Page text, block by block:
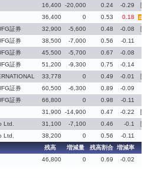
16,400 -20,000 0.24 -0.29 義務
36,400 0 0.53 0.18 義務
証券 32,900 -5,600 0.48 -0.08 義務
証券 38,500 -7,000 0.56
-0.11
証券 45,500 -5,700 0.67
-0.08
証券 51,200 -9,300 0.75
-0.14
33,778 0 0.49 -0.01 義務
証券 60,500 -6,300 0.89
-0.09
証券 66,800 0 0.98
-0.11
31,900 -14,900 0.47 -0.22 義務
Ltd. 31,100 -7,100 0.46 -0.1 義務
Ltd. 38,200 0 0.56
-0.11
残高 増減量 残高割合 増減率
46,800 0 0.69 -0.02